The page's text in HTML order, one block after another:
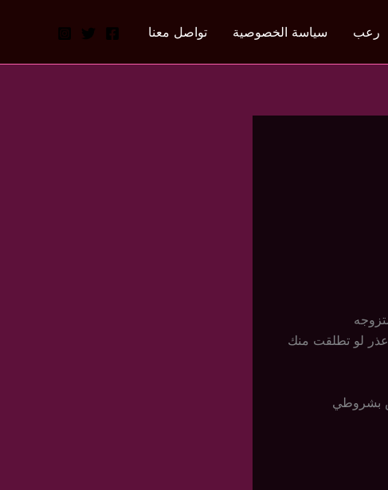
رعب سياسة الخصوصية تواصل معنا
عذر لو تطلقت منك
بشروطي